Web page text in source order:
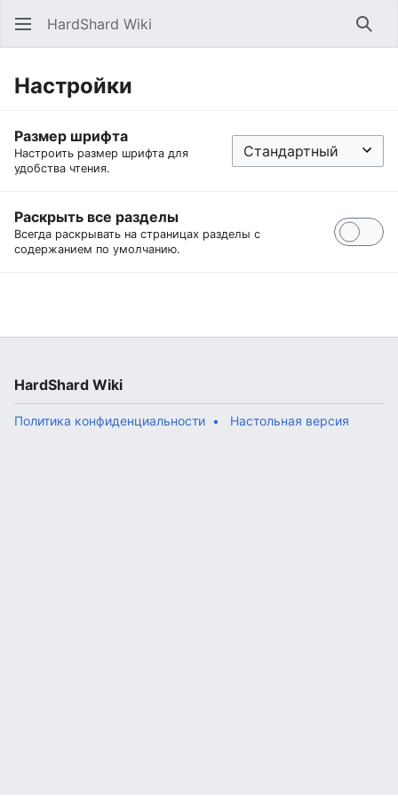
HardShard Wiki
Настройки
Размер шрифта
Настроить размер шрифта для
удобства чтения.
Раскрыть все разделы
Всегда раскрывать на страницах разделы с
содержанием по умолчанию.
HardShard Wiki
Политика конфиденциальности Настольная версия